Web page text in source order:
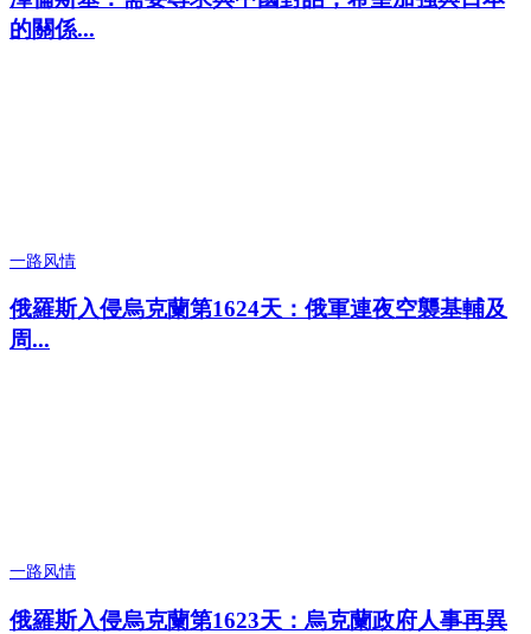
的關係...
一路风情
俄羅斯入侵烏克蘭第1624天：俄軍連夜空襲基輔及
周...
一路风情
俄羅斯入侵烏克蘭第1623天：烏克蘭政府人事再異